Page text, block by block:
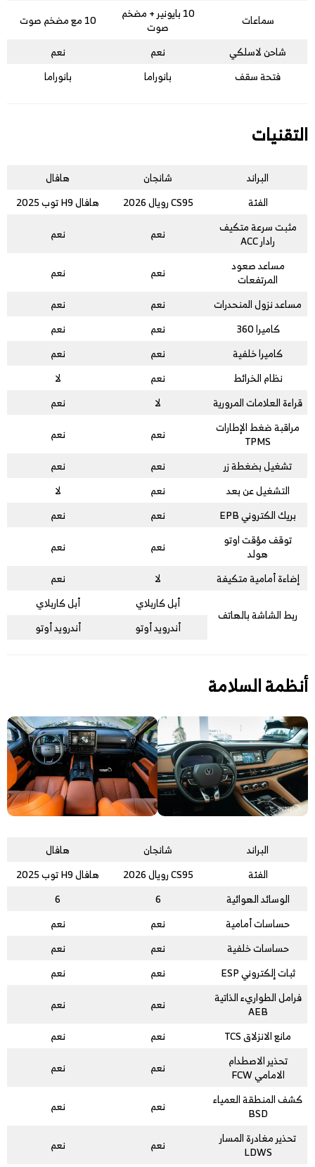
سماعات
10 بايونير + مضخم
صوت
10 مع مضخم صوت
شاحن لاسلكي
نعم
نعم
فتحة سقف
بانوراما بانوراما
التقنيات
البراند شانجان
هافال
الفئة
CS95 رويال 2026
هافال H9 توب 2025
مثبت سرعة متكيف
رادار ACC
نعم
نعم
مساعد صعود
المرتفعات
نعم
نعم
مساعد نزول المنحدرات
نعم
نعم
كاميرا 360
نعم
نعم
كاميرا خلفية
نعم
نعم
نظام الخرائط
نعم
لا
قراءة العلامات المرورية
لا
نعم
مراقبة ضغط الإطارات
TPMS
نعم
نعم
تشغيل بضغطة زر
نعم
نعم
التشغيل عن بعد
نعم
لا
بريك الكتروني EPB
نعم
نعم
توقف مؤقت اوتو
هولد
نعم
نعم
إضاءة أمامية متكيفة
لا نعم
ربط الشاشة بالهاتف
أبل كاربلاي
أبل كاربلاي
أندرويد أوتو
أندرويد أوتو
أنظمة السلامة
البراند شانجان
هافال
الفئة
CS95 رويال 2026
هافال H9 توب 2025
الوسائد الهوائية
6
6
حساسات أمامية
نعم
نعم
حساسات خلفية
نعم
نعم
ثبات إلكتروني ESP
نعم
نعم
فرامل الطواريء الذاتية
AEB
نعم
نعم
مانع الانزلاق TCS
نعم
نعم
تحذير الاصطدام
الامامي FCW
نعم
نعم
كشف المنطقة العمياء
BSD
نعم
نعم
تحذير مغادرة المسار
LDWS
نعم
نعم